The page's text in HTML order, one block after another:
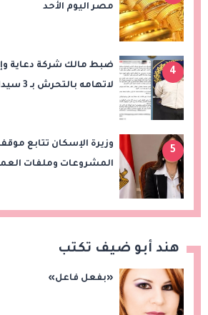
مصر اليوم الأحد
4
ضبط مالك شركة دعاية
لاتهامه
5
وزيرة الإسكان تتابع
المشروعات وملفات
هند أبو ضيف تكتب
«بفعل فاعل»